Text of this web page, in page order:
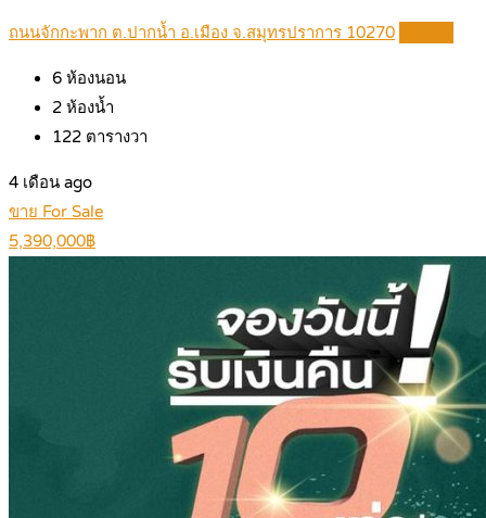
ถนนจักกะพาก ต.ปากน้ำ อ.เมือง จ.สมุทรปราการ 10270
6 ห้องนอน
2 ห้องน้ำ
122 ตารางวา
4 เดือน ago
ขาย For Sale
5,390,000฿